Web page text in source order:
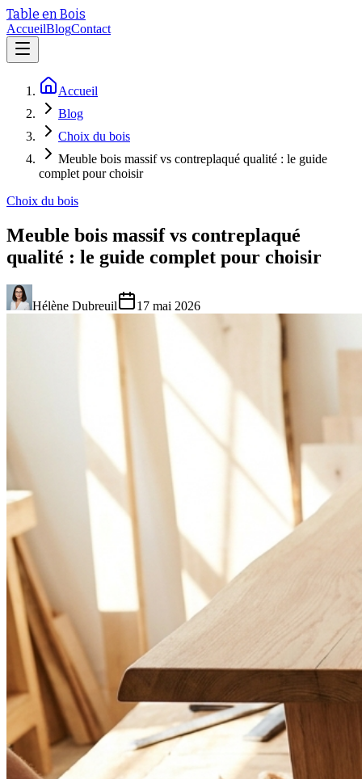
Table en Bois
AccueilBlogContact
Accueil
Blog
Choix du bois
Meuble bois massif vs contreplaqué qualité : le guide
complet pour choisir
Choix du bois
Meuble bois massif vs contreplaqué
qualité : le guide complet pour choisir
Hélène Dubreuil 17 mai 2026